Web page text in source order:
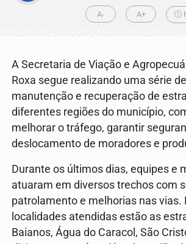
A- A+
A Secretaria de Viação e
Roxa segue realizando uma série
manutenção e recuperação de
diferentes regiões do município,
melhorar o tráfego, garantir
deslocamento de moradores e
Durante os últimos dias, equipes e
atuaram em diversos trechos com
patrolamento e melhorias nas vias.
localidades atendidas estão as
Baianos, Água do Caracol, São